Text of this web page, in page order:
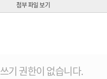
첨부 파일 보기
기 권한이 없습니다.